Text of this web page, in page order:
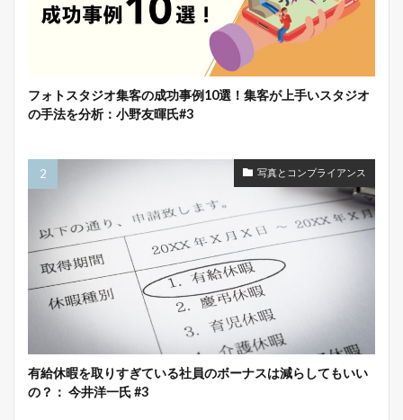
フォトスタジオ集客の成功事例10選！集客が上手いスタジオ
の手法を分析：小野友暉氏#3
写真とコンプライアンス
有給休暇を取りすぎている社員のボーナスは減らしてもいい
の？： 今井洋一氏 #3